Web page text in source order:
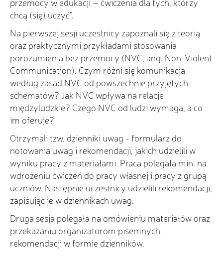
chcą (się) uczyć”.
Na pierwszej sesji uczestnicy zapoznali się z teorią
oraz praktycznymi przykładami stosowania
porozumienia bez przemocy (NVC, ang. Non-Violent
Communication). Czym różni się komunikacja
według zasad NVC od powszechnie przyjętych
schematów? Jak NVC wpływa na relacje
międzyludzkie? Czego NVC od ludzi wymaga, a co
im oferuje?
Otrzymali tzw. dzienniki uwag - formularz do
notowania uwag i rekomendacji, jakich udzielili w
wyniku pracy z materiałami. Praca polegała min. na
wdrożeniu ćwiczeń do pracy własnej i pracy z grupą
uczniów. Następnie uczestnicy udzielili rekomendacji,
zapisując je w dziennikach uwag.
Druga sesja polegała na omówieniu materiałów oraz
przekazaniu organizatorom pisemnych
rekomendacji w formie dzienników.